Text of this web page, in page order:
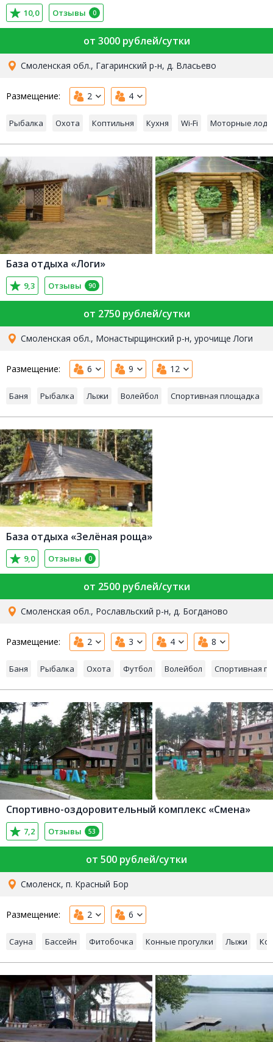
10,0 Отзывы 0
от 3000 рублей/сутки
Смоленская обл., Гагаринский р-н, д. Власьево
Размещение: 2 4
Рыбалка Охота Коптильня Кухня Wi-Fi Моторные
База отдыха «Логи»
9,3 Отзывы 90
от 2750 рублей/сутки
Смоленская обл., Монастырщинский р-н, урочище Логи
Размещение: 6 9 12
Баня Рыбалка Лыжи Волейбол Спортивная площадка
База отдыха «Зелёная роща»
9,0 Отзывы 0
от 2500 рублей/сутки
Смоленская обл., Рославльский р-н, д. Богданово
Размещение: 2 3 4 8
Баня Рыбалка Охота Футбол Волейбол Спортивная
Спортивно-оздоровительный комплекс «Смена»
7,2 Отзывы 53
от 500 рублей/сутки
Смоленск, п. Красный Бор
Размещение: 2 6
Сауна Бассейн Фитобочка Конные прогулки Лыжи